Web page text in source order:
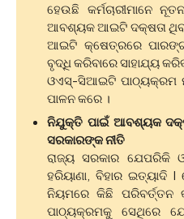
ହେଉଛି କର୍ମଚାରୀମାନେ
ଆବଶ୍ୟକ ଆଇଟି ଦକ୍ଷତା ଥିବା
ଆଇଟି କ୍ଷେତ୍ରରେ
ବୃଦ୍ଧି କରିବାରେ ସାହାଯ୍ୟ
ଓଏସ୍-ସିଆଇଟି ପାଠ୍ୟକ୍ରମ
ପାଳନ କରେ ।
ନିଯୁକ୍ତି ପାଇଁ ଆବଶ୍ୟକ
ସରକାରଙ୍କ ନୀତି
ରାଜ୍ୟ ସରକାର ଯେପରିକି
ହରିୟାଣା, ବିହାର ଇତ୍ୟାଦି
ନିୟମରେ କିଛି ପରିବର୍ତ୍ତନ
ପାଠ୍ୟକ୍ରମକୁ ସେଥିରେ